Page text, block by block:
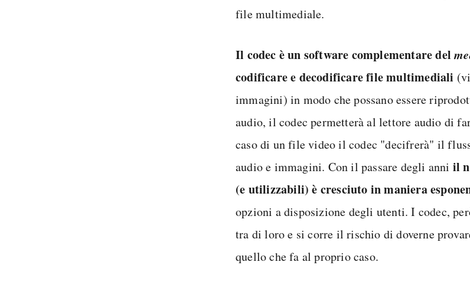
file multimediale.
Il codec è un software complementare del
codificare e decodificare file multimediali
immagini) in modo che possano essere
audio, il codec permetterà al lettore audio di
caso di un file video il codec "decifrerà" il
audio e immagini. Con il passare degli anni il
(e utilizzabili) è cresciuto in maniera
opzioni a disposizione degli utenti. I codec,
tra di loro e si corre il rischio di doverne
quello che fa al proprio caso.